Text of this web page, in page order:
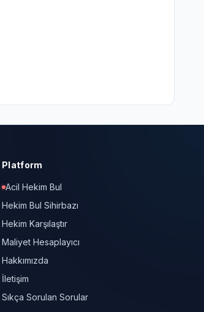
Platform
Acil Hekim Bul
Hekim Bul Sihirbazı
Hekim Karşılaştır
Maliyet Hesaplayıcı
Hakkımızda
İletişim
Sıkça Sorulan Sorular